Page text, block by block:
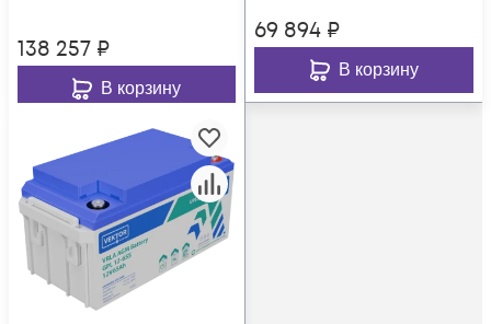
138 257 ₽
В корзину
69 894 ₽
В корзину